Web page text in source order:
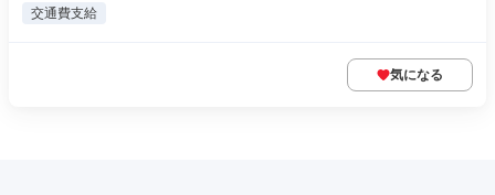
交通費支給
気になる